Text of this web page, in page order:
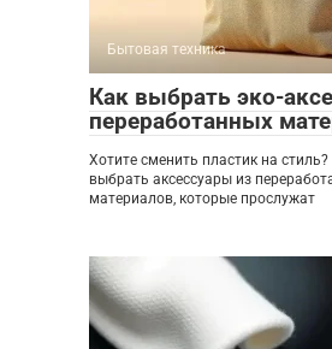
Бытовая техника
Как выбрать эко-
переработанных
Хотите сменить пластик на
выбрать аксессуары из
материалов, которые прослужат